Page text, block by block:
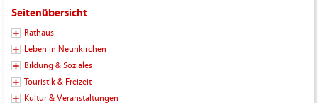
Seitenübersicht
Rathaus
Leben in Neunkirchen
Bildung & Soziales
Touristik & Freizeit
Kultur & Veranstaltungen